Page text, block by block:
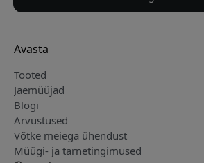
Avasta
Tooted
Jaemüüjad
Blogi
Arvustused
Võtke meiega ühendust
Müügi- ja tarnetingimused